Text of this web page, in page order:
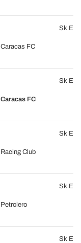
Caracas FC
Sk E
Caracas FC
Sk E
Racing Club
Sk E
Petrolero
Sk E
Sk E